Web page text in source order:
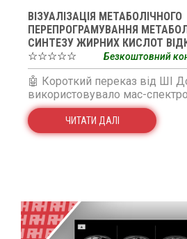
ВІЗУАЛІЗАЦІЯ МЕТАБОЛІЧНОГО
ПЕРЕПРОГРАМУВАННЯ
СИНТЕЗУ ЖИРНИХ КИСЛОТ
☆☆☆☆☆
Безкоштовний
🤖 Короткий переказ від ШІ
використовувало мас-
ЧИТАТИ ДАЛІ